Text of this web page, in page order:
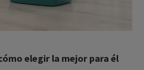
elegir la mejor para él